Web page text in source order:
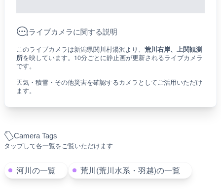
Camera Tags
タップして各一覧をご覧いただけます
河川の一覧 荒川(荒川水系・羽越)の一覧
ライブカメラに関する説明
このライブカメラは新潟県関川村湯沢より、 荒川右岸、上関観測
所を映しています。10分ごとに静止画が更新されるライブカメラ
です。
天気・積雪・その他災害を確認するカメラとしてご活用いただけ
ます。